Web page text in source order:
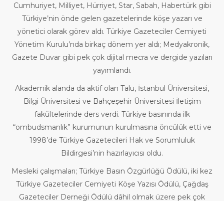
Cumhuriyet, Milliyet, Hürriyet, Star, Sabah, Habertürk gibi
Türkiye’nin önde gelen gazetelerinde köşe yazarı ve
yönetici olarak görev aldı. Türkiye Gazeteciler Cemiyeti
Yönetim Kurulu’nda birkaç dönem yer aldı; Medyakronik,
Gazete Duvar gibi pek çok dijital mecra ve dergide yazıları
yayımlandı.
Akademik alanda da aktif olan Talu, İstanbul Üniversitesi,
Bilgi Üniversitesi ve Bahçeşehir Üniversitesi İletişim
fakültelerinde ders verdi. Türkiye basınında ilk
“ombudsmanlık” kurumunun kurulmasına öncülük etti ve
1998’de Türkiye Gazetecileri Hak ve Sorumluluk
Bildirgesi’nin hazırlayıcısı oldu.
Mesleki çalışmaları; Türkiye Basın Özgürlüğü Ödülü, iki kez
Türkiye Gazeteciler Cemiyeti Köşe Yazısı Ödülü, Çağdaş
Gazeteciler Derneği Ödülü dâhil olmak üzere pek çok